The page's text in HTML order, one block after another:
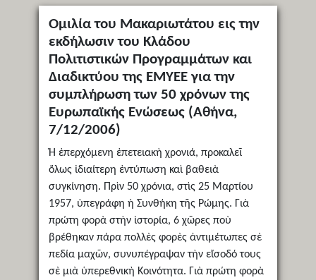
Ομιλία του Μακαριωτάτου εις την
εκδήλωσιν του Κλάδου
Πολιτιστικών Προγραμμάτων και
Διαδικτύου της ΕΜΥΕΕ για την
συμπλήρωση των 50 χρόνων της
Ευρωπαϊκής Ενώσεως (Αθήνα,
7/12/2006)
Ἡ ἐπερχόμενη ἐπετειακὴ χρονιά, προκαλεῖ
ὅλως ἰδιαίτερη ἐντύπωση καὶ βαθειὰ
συγκίνηση. Πρὶν 50 χρόνια, στὶς 25 Μαρτίου
1957, ὑπεγράφη ἡ Συνθήκη τῆς Ρώμης. Γιὰ
πρώτη φορὰ στὴν ἱστορία, 6 χῶρες ποὺ
βρέθηκαν πάρα πολλὲς φορὲς ἀντιμέτωπες σὲ
πεδία μαχῶν, συνυπέγραψαν τὴν εἴσοδό τους
σὲ μιὰ ὑπερεθνικὴ Κοινότητα. Γιὰ πρώτη φορὰ